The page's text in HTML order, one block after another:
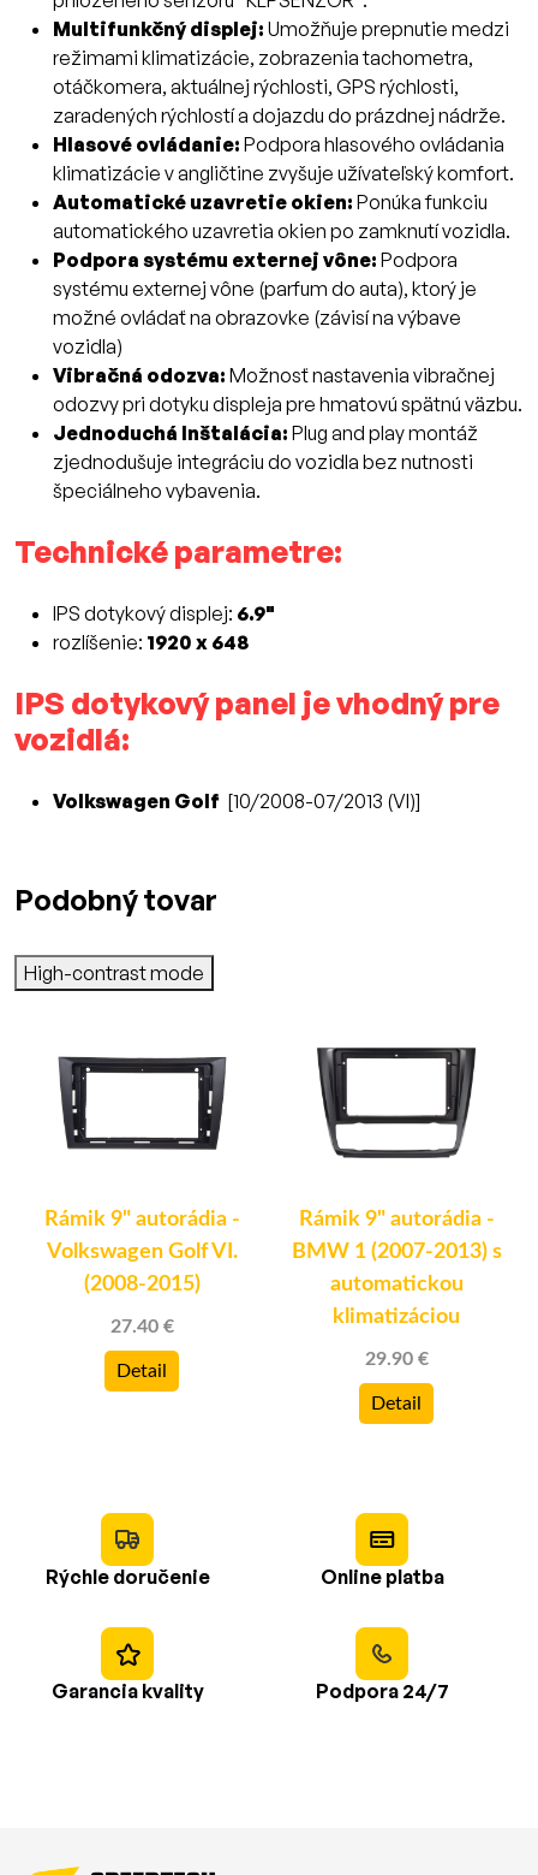
Multifunkčný displej: Umožňuje prepnutie medzi
režimami klimatizácie, zobrazenia tachometra,
otáčkomera, aktuálnej rýchlosti, GPS rýchlosti,
zaradených rýchlostí a dojazdu do prázdnej nádrže.
Hlasové ovládanie: Podpora hlasového ovládania
klimatizácie v angličtine zvyšuje užívateľský komfort.
Automatické uzavretie okien: Ponúka funkciu
automatického uzavretia okien po zamknutí vozidla.
Podpora systému externej vône: Podpora
systému externej vône (parfum do auta), ktorý je
možné ovládať na obrazovke (závisí na výbave
vozidla)
Vibračná odozva: Možnosť nastavenia vibračnej
odozvy pri dotyku displeja pre hmatovú spätnú väzbu.
Jednoduchá Inštalácia: Plug and play montáž
zjednodušuje integráciu do vozidla bez nutnosti
špeciálneho vybavenia.
Technické parametre:
IPS dotykový displej: 6.9"
rozlíšenie: 1920 x 648
IPS dotykový panel je vhodný pre
vozidlá:
Volkswagen Golf [10/2008-07/2013 (VI)]
Podobný tovar
High-contrast mode
Rámik 9" autorádia -
Volkswagen Golf VI.
(2008-2015)
27.40 €
Detail
Rámik 9" autorádia -
BMW 1 (2007-2013) s
automatickou
klimatizáciou
29.90 €
Detail
Rýchle doručenie Online platba
Garancia kvality Podpora 24/7